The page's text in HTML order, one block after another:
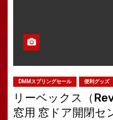
DMMスプリングセール 便利グッズ
リーベックス（
窓用 窓ドア開閉セ